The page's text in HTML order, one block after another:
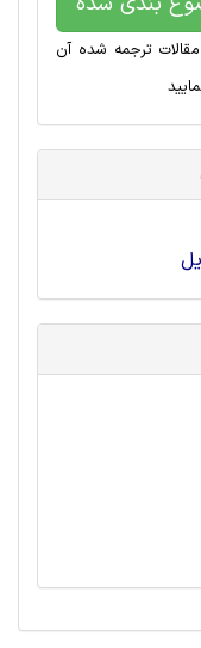
ترجمه شده آن